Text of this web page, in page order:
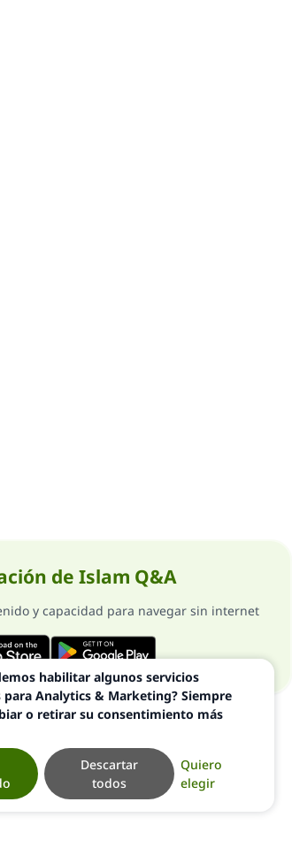
de Islam Q&A
y capacidad para navegar sin internet
habilitar algunos servicios
para Analytics & Marketing? Siempre
o retirar su consentimiento más
Quiero
elegir
Descartar
todos